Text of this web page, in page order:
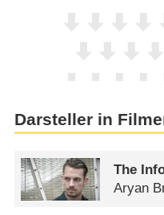
Darsteller in
The
Aryan